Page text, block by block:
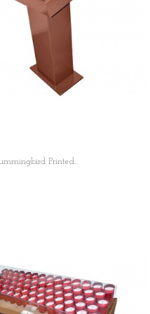
Printed...